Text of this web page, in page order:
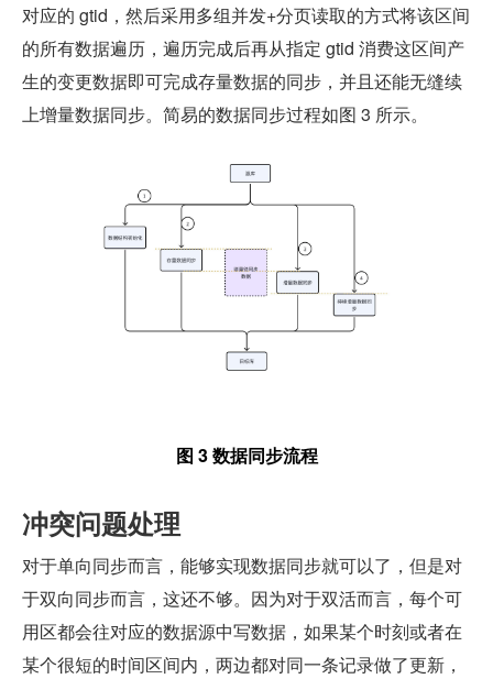
对应的 gtid，然后采用多组并发+分页读取的方式将该区间
的所有数据遍历，遍历完成后再从指定 gtid 消费这区间产
生的变更数据即可完成存量数据的同步，并且还能无缝续
上增量数据同步。简易的数据同步过程如图 3 所示。
图 3 数据同步流程
冲突问题处理
对于单向同步而言，能够实现数据同步就可以了，但是对
于双向同步而言，这还不够。因为对于双活而言，每个可
用区都会往对应的数据源中写数据，如果某个时刻或者在
某个很短的时间区间内，两边都对同一条记录做了更新，